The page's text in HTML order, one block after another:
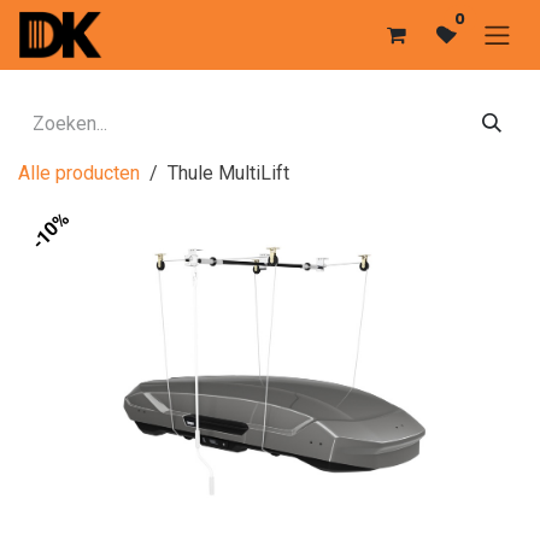
Overslaan naar inhoud 0
Alle producten Thule MultiLift
-10%